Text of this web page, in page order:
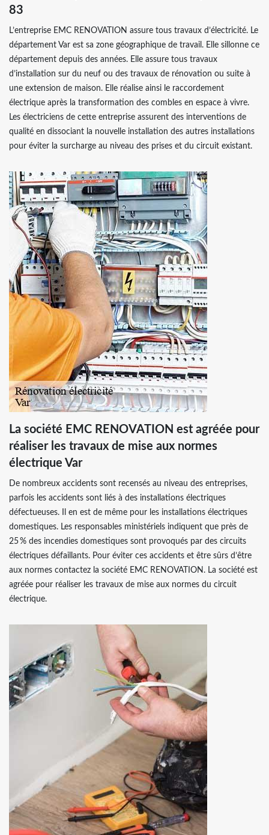
83
L’entreprise EMC RENOVATION assure tous travaux d’électricité. Le
département Var est sa zone géographique de travail. Elle sillonne ce
département depuis des années. Elle assure tous travaux
d’installation sur du neuf ou des travaux de rénovation ou suite à
une extension de maison. Elle réalise ainsi le raccordement
électrique après la transformation des combles en espace à vivre.
Les électriciens de cette entreprise assurent des interventions de
qualité en dissociant la nouvelle installation des autres installations
pour éviter la surcharge au niveau des prises et du circuit existant.
La société EMC RENOVATION est agréée pour
réaliser les travaux de mise aux normes
électrique Var
De nombreux accidents sont recensés au niveau des entreprises,
parfois les accidents sont liés à des installations électriques
défectueuses. Il en est de même pour les installations électriques
domestiques. Les responsables ministériels indiquent que près de
25 % des incendies domestiques sont provoqués par des circuits
électriques défaillants. Pour éviter ces accidents et être sûrs d’être
aux normes contactez la société EMC RENOVATION. La société est
agréée pour réaliser les travaux de mise aux normes du circuit
électrique.